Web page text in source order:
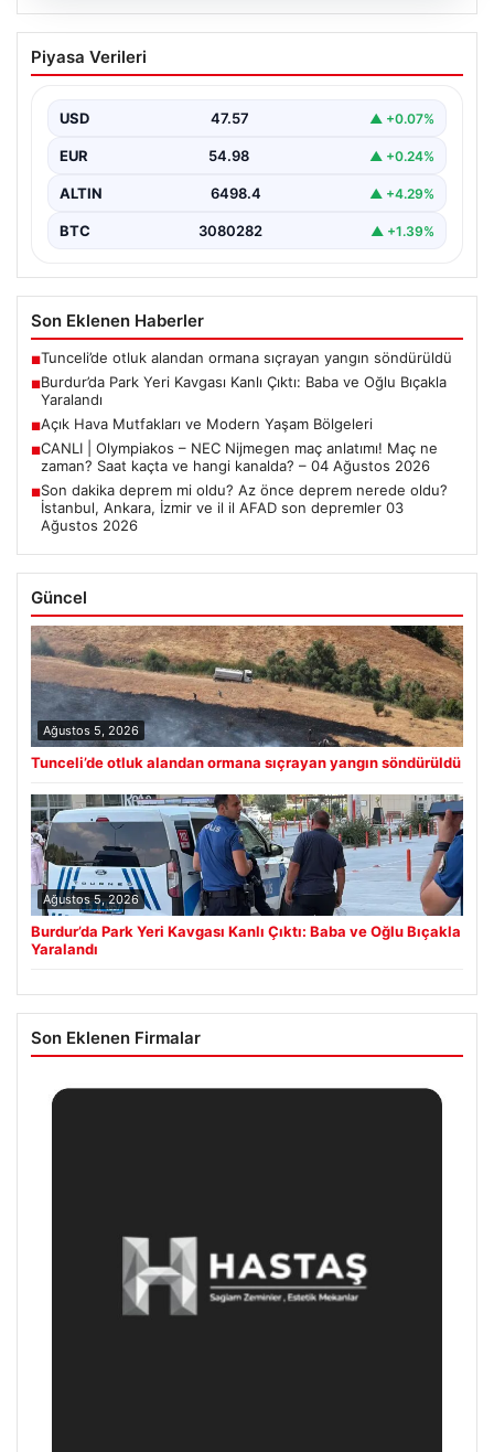
05.08.2026
Burdur’da Park Yeri Kavgası Kanlı Çıktı:
Baba ve Oğlu Bıçakla Yaralandı
anlaşmazlık, komşular arasında kısa sürede büyüyerek
kanlı…
Piyasa Verileri
USD 47.57 ▲ +0.07%
EUR 54.98 ▲ +0.24%
ALTIN 6498.4 ▲ +4.29%
BTC 3080282 ▲ +1.39%
Son Eklenen Haberler
■Tunceli’de otluk alandan ormana sıçrayan yangın söndürüldü
■Burdur’da Park Yeri Kavgası Kanlı Çıktı: Baba ve Oğlu Bıçakla
Yaralandı
■Açık Hava Mutfakları ve Modern Yaşam Bölgeleri
■CANLI | Olympiakos – NEC Nijmegen maç anlatımı! Maç ne
zaman? Saat kaçta ve hangi kanalda? – 04 Ağustos 2026
■Son dakika deprem mi oldu? Az önce deprem nerede oldu?
İstanbul, Ankara, İzmir ve il il AFAD son depremler 03
Ağustos 2026
Güncel
Ağustos 5, 2026
Tunceli’de otluk alandan ormana sıçrayan yangın söndürüldü
Ağustos 5, 2026
Burdur’da Park Yeri Kavgası Kanlı Çıktı: Baba ve Oğlu Bıçakla
Yaralandı
Son Eklenen Firmalar